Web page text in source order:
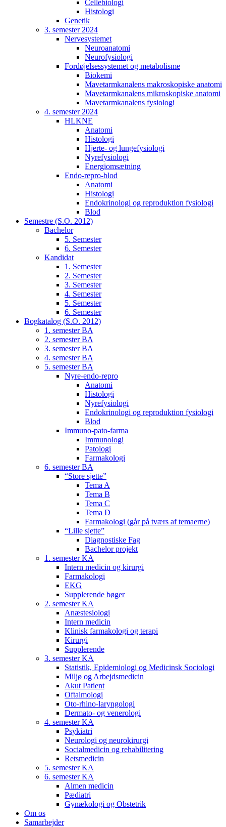
Cellebiologi
Histologi
Genetik
3. semester 2024
Nervesystemet
Neuroanatomi
Neurofysiologi
Fordøjelsessystemet og metabolisme
Biokemi
Mavetarmkanalens makroskopiske anatomi
Mavetarmkanalens mikroskopiske anatomi
Mavetarmkanalens fysiologi
4. semester 2024
HLKNE
Anatomi
Histologi
Hjerte- og lungefysiologi
Nyrefysiologi
Energiomsætning
Endo-repro-blod
Anatomi
Histologi
Endokrinologi og reproduktion fysiologi
Blod
Semestre (S.O. 2012)
Bachelor
5. Semester
6. Semester
Kandidat
1. Semester
2. Semester
3. Semester
4. Semester
5. Semester
6. Semester
Bogkatalog (S.O. 2012)
1. semester BA
2. semester BA
3. semester BA
4. semester BA
5. semester BA
Nyre-endo-repro
Anatomi
Histologi
Nyrefysiologi
Endokrinologi og reproduktion fysiologi
Blod
Immuno-pato-farma
Immunologi
Patologi
Farmakologi
6. semester BA
“Store sjette”
Tema A
Tema B
Tema C
Tema D
Farmakologi (går på tværs af temaerne)
“Lille sjette”
Diagnostiske Fag
Bachelor projekt
1. semester KA
Intern medicin og kirurgi
Farmakologi
EKG
Supplerende bøger
2. semester KA
Anæstesiologi
Intern medicin
Klinisk farmakologi og terapi
Kirurgi
Supplerende
3. semester KA
Statistik, Epidemiologi og Medicinsk Sociologi
Miljø og Arbejdsmedicin
Akut Patient
Oftalmologi
Oto-rhino-laryngologi
Dermato- og venerologi
4. semester KA
Psykiatri
Neurologi og neurokirurgi
Socialmedicin og rehabilitering
Retsmedicin
5. semester KA
6. semester KA
Almen medicin
Pædiatri
Gynækologi og Obstetrik
Om os
Samarbejder